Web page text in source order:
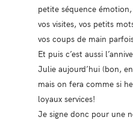
petite séquence
vos visites, vos petits
vos coups de main
Et puis c’est aussi
Julie aujourd’hui (bon,
mais on fera comme si
loyaux services!
Je signe donc pour une